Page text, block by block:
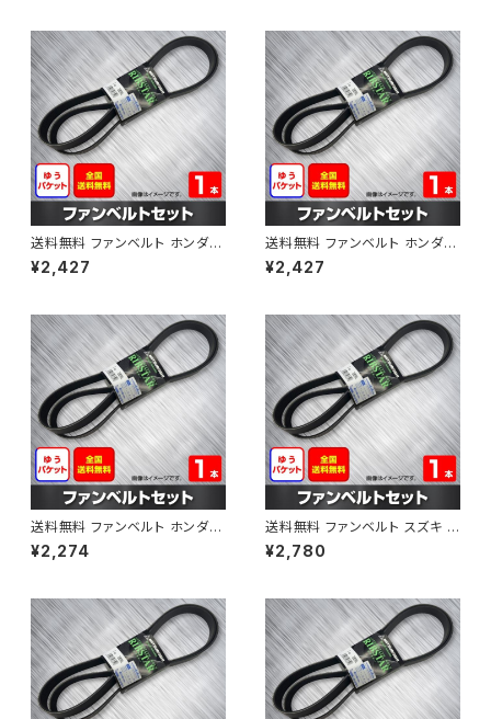
送料無料 ファンベルト ホンダ
ゼスト 型式JE1 H18.03～H24.
11 （国内トップメーカー） 1本 H
¥2,427
送料無料 ファンベルト ホンダ ラ
イフ 型式JB6 H15.09～H20.1
1 （国内トップメーカー） 1本 HA
¥2,427
送料無料 ファンベルト ホンダ フ
ィット 型式GE6 H19.10～H25.
09 （国内トップメーカー） 1本 H
¥2,274
送料無料 ファンベルト スズキ ス
ペーシア 型式MK32S H25.03
～H30.02 （国内トップメーカ
¥2,780